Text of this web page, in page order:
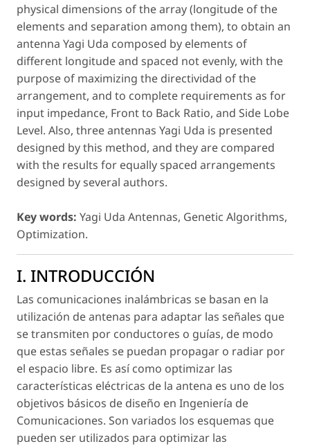
physical dimensions of the array (longitude of the
elements and separation among them), to obtain an
antenna Yagi Uda composed by elements of
different longitude and spaced not evenly, with the
purpose of maximizing the directividad of the
arrangement, and to complete requirements as for
input impedance, Front to Back Ratio, and Side Lobe
Level. Also, three antennas Yagi Uda is presented
designed by this method, and they are compared
with the results for equally spaced arrangements
designed by several authors.
Key words: Yagi Uda Antennas, Genetic Algorithms,
Optimization.
I. INTRODUCCIÓN
Las comunicaciones inalámbricas se basan en la
utilización de antenas para adaptar las señales que
se transmiten por conductores o guías, de modo
que estas señales se puedan propagar o radiar por
el espacio libre. Es así como optimizar las
características eléctricas de la antena es uno de los
objetivos básicos de diseño en Ingeniería de
Comunicaciones. Son variados los esquemas que
pueden ser utilizados para optimizar las